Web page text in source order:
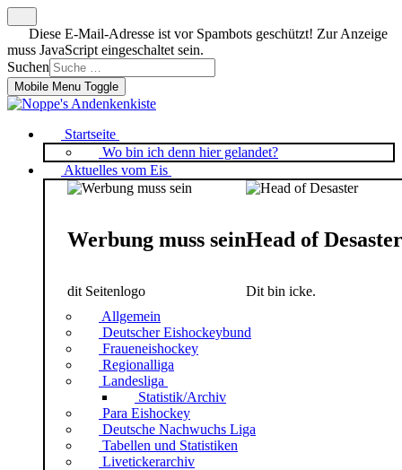
Diese E-Mail-Adresse ist vor Spambots geschützt! Zur Anzeige
muss JavaScript eingeschaltet sein.
Suchen
Mobile Menu Toggle
Startseite
Wo bin ich denn hier gelandet?
Aktuelles vom Eis
Werbung muss sein
dit Seitenlogo
Head of Desaster
Dit bin icke.
Allgemein
Deutscher Eishockeybund
Fraueneishockey
Regionalliga
Landesliga
Statistik/Archiv
Para Eishockey
Deutsche Nachwuchs Liga
Tabellen und Statistiken
Livetickerarchiv